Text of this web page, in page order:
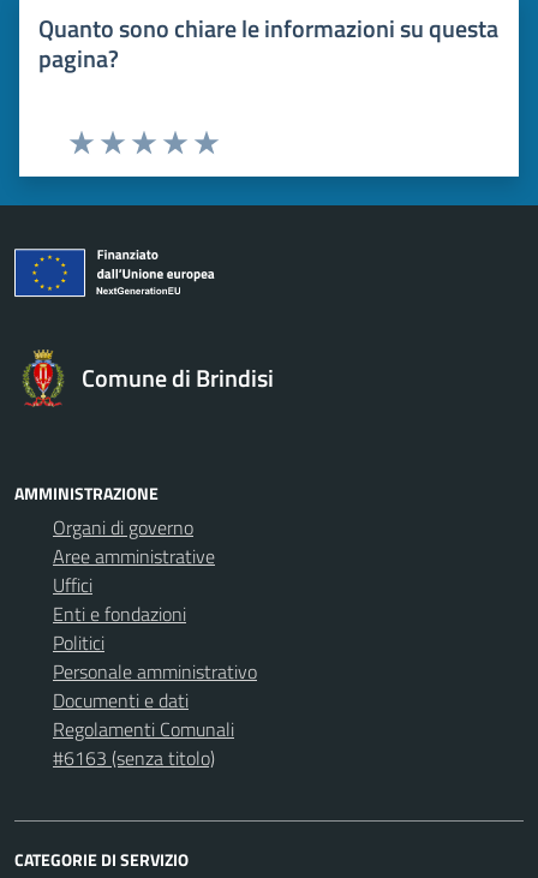
Quanto sono chiare le informazioni su questa
pagina?
Valuta 5 stelle su 5
Valuta 4 stelle su 5
Valuta 3 stelle su 5
Valuta 2 stelle su 5
Valuta 1 stelle su 5
Comune di Brindisi
AMMINISTRAZIONE
Organi di governo
Aree amministrative
Uffici
Enti e fondazioni
Politici
Personale amministrativo
Documenti e dati
Regolamenti Comunali
#6163 (senza titolo)
CATEGORIE DI SERVIZIO